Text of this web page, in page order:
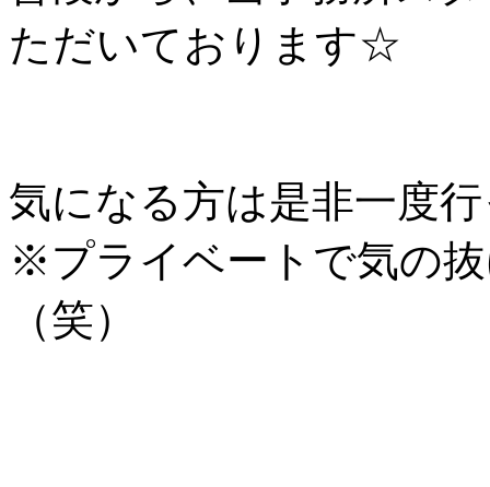
ただいております☆
気になる方は是非一度
※プライベートで気の
（笑）